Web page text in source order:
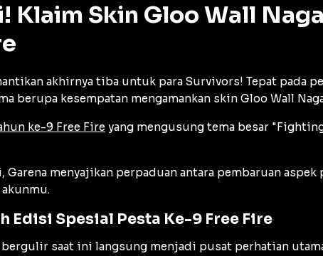
Klaim Skin Gloo Wall
akhirnya tiba untuk para Survivors! Tepat pada
berupa kesempatan mengamankan skin Gloo Wall
ke-9 Free Fire yang mengusung tema besar
menyajikan perpaduan antara pembaruan aspek
Edisi Spesial Pesta Ke-9 Free Fire
bergulir saat ini langsung menjadi pusat perhatian